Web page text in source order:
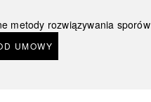
metody rozwiązywania sporów
UMOWY